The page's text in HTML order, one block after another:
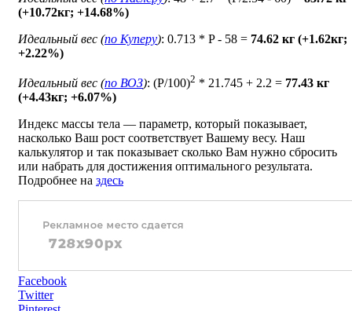
(+10.72кг; +14.68%)
Идеальный вес (по Куперу): 0.713 * P - 58 = 74.62 кг (+1.62кг;
+2.22%)
Идеальный вес (по ВОЗ): (P/100)2 * 21.745 + 2.2 = 77.43 кг
(+4.43кг; +6.07%)
Индекс массы тела — параметр, который показывает,
насколько Ваш рост соответствует Вашему весу. Наш
калькулятор и так показывает сколько Вам нужно сбросить
или набрать для достижения оптимального результата.
Подробнее на здесь
Facebook
Twitter